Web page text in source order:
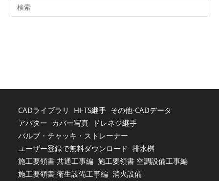
CADライブラリ HI-TS継手 その他-CADデータ
アバター カバー写真
ドレネジ継手
バルブ・チャッキ・ストレーナー
ユーザー登録で無料ダウンロード 排水桝
施工要領書 共通工事編 施工要領書 空調設備工事編
施工要領書 衛生設備工事編 消火設備